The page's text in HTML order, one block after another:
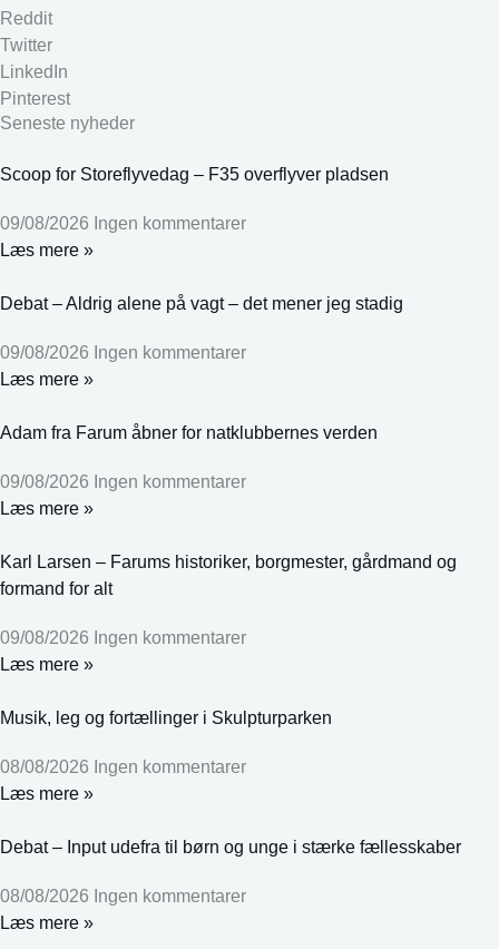
Reddit
Twitter
LinkedIn
Pinterest
Seneste nyheder
Scoop for Storeflyvedag – F35 overflyver pladsen
09/08/2026 Ingen kommentarer
Læs mere »
Debat – Aldrig alene på vagt – det mener jeg stadig
09/08/2026 Ingen kommentarer
Læs mere »
Adam fra Farum åbner for natklubbernes verden
09/08/2026 Ingen kommentarer
Læs mere »
Karl Larsen – Farums historiker, borgmester, gårdmand og
formand for alt
09/08/2026 Ingen kommentarer
Læs mere »
Musik, leg og fortællinger i Skulpturparken
08/08/2026 Ingen kommentarer
Læs mere »
Debat – Input udefra til børn og unge i stærke fællesskaber
08/08/2026 Ingen kommentarer
Læs mere »